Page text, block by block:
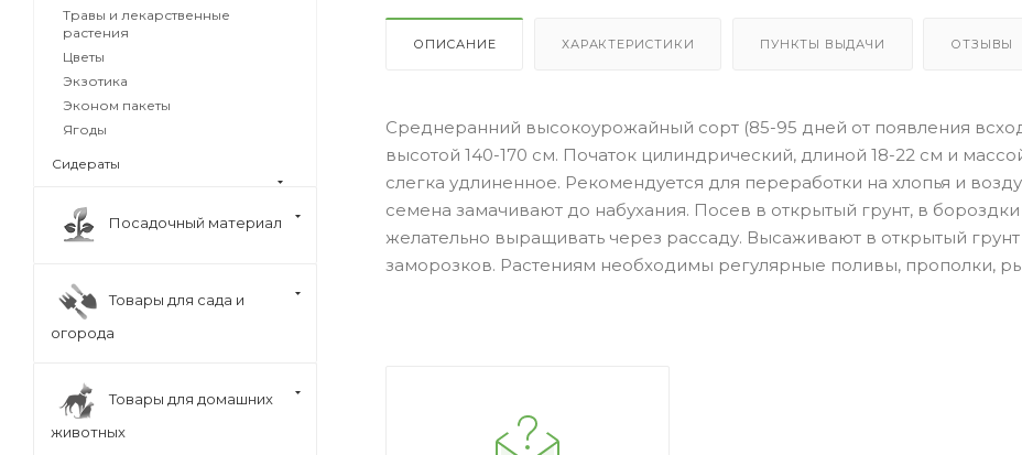
ОПИСАНИЕ ХАРАКТЕРИСТИКИ ПУНКТЫ ВЫДАЧИ ОТЗЫВЫ
Среднеранний высокоурожайный сорт (85-95 дней от появления
высотой 140-170 см. Початок цилиндрический, длиной 18-22 см и
слегка удлиненное. Рекомендуется для переработки на хлопья и
семена замачивают до набухания. Посев в открытый грунт, в
желательно выращивать через рассаду. Высаживают в открытый
заморозков. Растениям необходимы регулярные поливы, прополки,
Травы и лекарственные
растения
Цветы
Экзотика
Эконом пакеты
Ягоды
Сидераты
Посадочный материал
Товары для сада и
огорода
Товары для домашних
животных